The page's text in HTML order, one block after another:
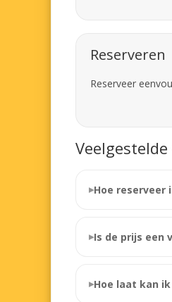
Reserveren
Reserveer
Hoe reserveer
Is de prijs een
Hoe laat kan